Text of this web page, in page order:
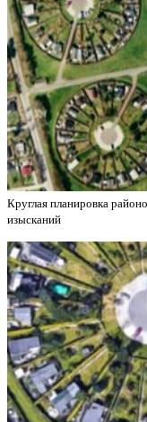
Круглая планировка
изысканий